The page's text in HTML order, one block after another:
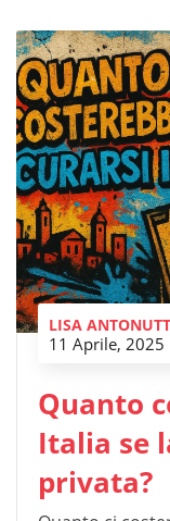
LISA
11 Aprile, 2025
Quanto
Italia se
privata?